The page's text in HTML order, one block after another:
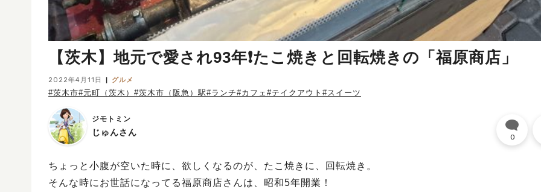
【茨木】地元で愛され93年❗️たこ焼きと回転焼きの「福原商店」
2022年4月11日 グルメ
#茨木市#元町（茨木） #茨木市（阪急）駅#ランチ#カフェ #テイクアウト #スイーツ
ジモトミン
じゅんさん 0
ちょっと小腹が空いた時に、欲しくなるのが、たこ焼きに、回転焼き。
そんな時にお世話になってる福原商店さんは、昭和5年開業！